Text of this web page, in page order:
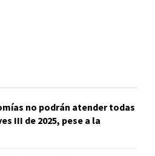
no podrán atender todas
III de 2025, pese a la